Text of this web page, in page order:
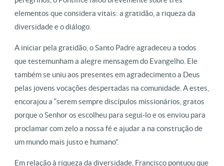
elementos que considera vitais: a gratidão, a riqueza da
diversidade e o diálogo.
A iniciar pela gratidão, o Santo Padre agradeceu a todos
que testemunham a alegre mensagem do Evangelho. Ele
também se uniu aos presentes em agradecimento a Deus
pelas jovens vocações despertadas na comunidade. A estes,
encorajou a “serem sempre discípulos missionários, gratos
porque o Senhor os escolheu para segui-lo e os enviou para
proclamar com zelo a nossa fé e ajudar a na construção de
um mundo mais justo e humano”.
Em relação à riqueza da diversidade, Francisco pontuou que